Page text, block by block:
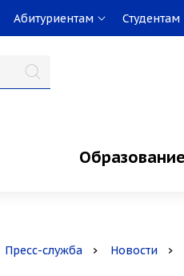
Абитуриентам Студентам
Образование
Пресс-служба Новости